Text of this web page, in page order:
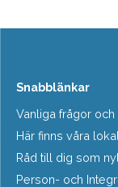
Snabblänkar
Vanliga frågor och
Här finns våra
Råd till dig som
Person- och